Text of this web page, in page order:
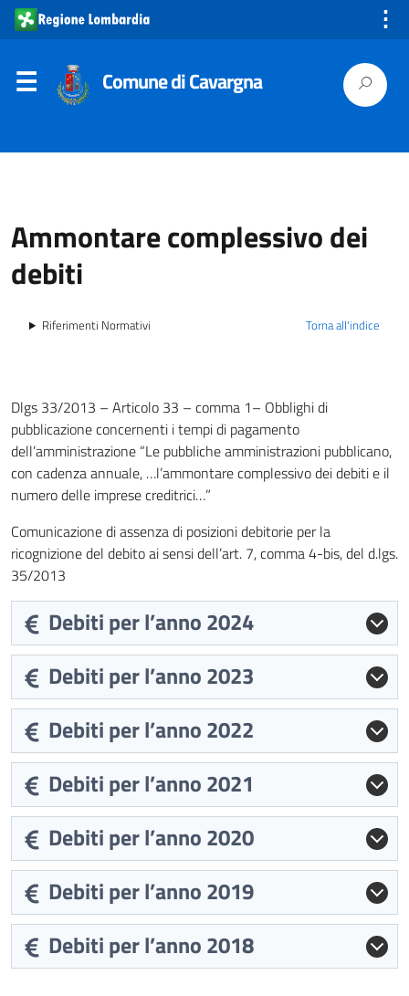
⋮
Comune di Cavargna
Ammontare complessivo dei
debiti
Torna all'indice
Riferimenti Normativi
Dlgs 33/2013 – Articolo 33 – comma 1– Obblighi di
pubblicazione concernenti i tempi di pagamento
dell’amministrazione “Le pubbliche amministrazioni pubblicano,
con cadenza annuale, …l’ammontare complessivo dei debiti e il
numero delle imprese creditrici…”
Comunicazione di assenza di posizioni debitorie per la
ricognizione del debito ai sensi dell’art. 7, comma 4-bis, del d.lgs.
35/2013
Debiti per l’anno 2024
Debiti per l’anno 2023
Debiti per l’anno 2022
Debiti per l’anno 2021
Debiti per l’anno 2020
Debiti per l’anno 2019
Debiti per l’anno 2018